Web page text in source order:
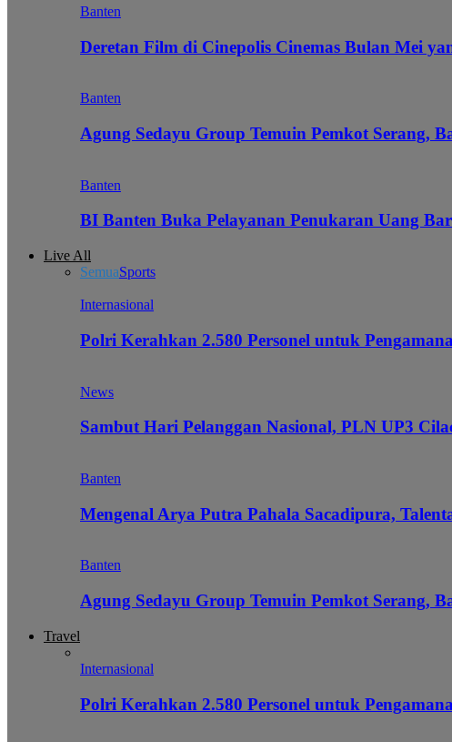
Banten
Deretan Film di Cinepolis Cinemas Bulan Mei
Banten
Agung Sedayu Group Temuin Pemkot Serang,
Banten
BI Banten Buka Pelayanan Penukaran Uang
Live All
SemuaSports
Internasional
Polri Kerahkan 2.580 Personel untuk
News
Sambut Hari Pelanggan Nasional, PLN UP3
Banten
Mengenal Arya Putra Pahala Sacadipura,
Banten
Agung Sedayu Group Temuin Pemkot Serang,
Travel
Internasional
Polri Kerahkan 2.580 Personel untuk